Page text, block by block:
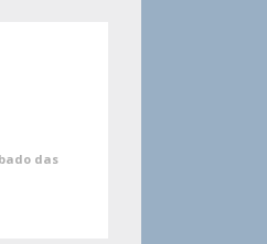
das